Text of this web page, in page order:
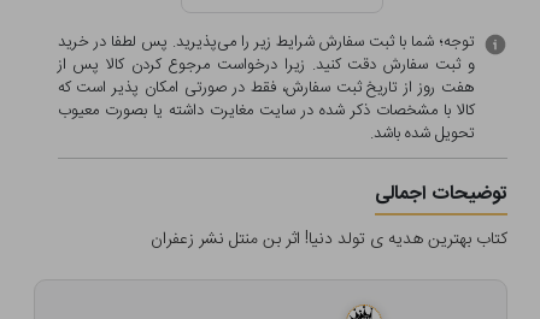
توجه؛ شما با ثبت سفارش شرایط زیر را می‌پذیرید. پس لطفا در خرید
و ثبت سفارش دقت کنید. زیرا درخواست مرجوع کردن کالا پس از
هفت روز از تاریخ ثبت سفارش، فقط در صورتی امکان پذیر است که
کالا با مشخصات ذکر شده در سایت مغایرت داشته یا بصورت معيوب
تحویل شده باشد.
توضیحات اجمالی
کتاب بهترین هدیه ی تولد دنیا! اثر بن منتل نشر زعفران